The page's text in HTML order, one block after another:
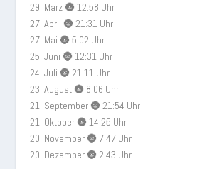
29. März 🌚 12:58 Uhr
27. April 🌚 21:31 Uhr
27. Mai 🌚 5:02 Uhr
25. Juni 🌚 12:31 Uhr
24. Juli 🌚 21:11 Uhr
23. August 🌚 8:06 Uhr
21. September 🌚 21:54 Uhr
21. Oktober 🌚 14:25 Uhr
20. November 🌚 7:47 Uhr
20. Dezember 🌚 2:43 Uhr